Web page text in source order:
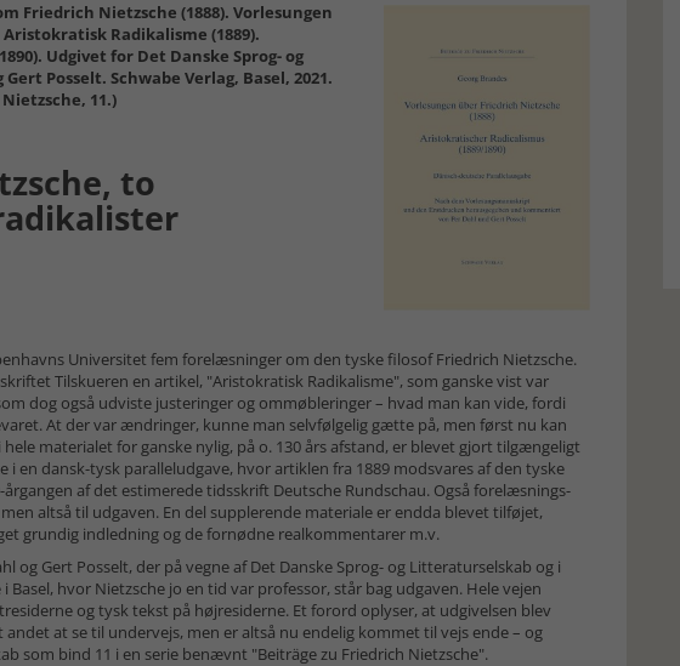
Friedrich Nietzsche (1888). Vorlesungen
Radikalisme (1889).
Udgivet for Det Danske Sprog- og
Posselt. Schwabe Verlag, Basel, 2021.
11.)
to
Universitet fem forelæsninger om den tyske fi­lo­sof Friedrich Nietzsche.
Tilskueren en artikel, "Aristokratisk Radikalisme", som ganske vist var
dog også udviste justeringer og ommøbleringer – hvad man kan vide, fordi
At der var ændringer, kunne man selvfølgelig gætte på, men først nu kan
materialet for ganske nylig, på o. 130 års af­stand, er blevet gjort tilgængeligt
en dansk-tysk paral­leludgave, hvor artik­len fra 1889 modsvares af den tyske
af det estimerede tidsskrift Deutsche Rundschau. Også forelæsnings­
altså til ud­gaven. En del supplerende materiale er endda blevet tilføjet,
grundig indledning og de fornødne realkom­mentarer m.v.
og Gert Posselt, der på vegne af Det Danske Sprog- og Litteraturselskab og i
Basel, hvor Nietzsche jo en tid var professor, står bag udgaven. Hele vejen
og tysk tekst på højresiderne. Et forord oplyser, at udgivelsen blev
at se til undervejs, men er altså nu endelig kommet til vejs ende – og
som bind 11 i en serie benævnt "Beiträge zu Fried­rich Nietzsche".